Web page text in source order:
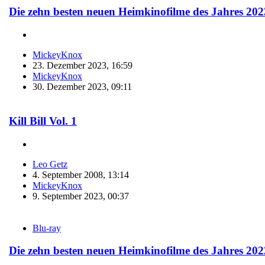
Die zehn besten neuen Heimkinofilme des Jahres
MickeyKnox
23. Dezember 2023, 16:59
MickeyKnox
30. Dezember 2023, 09:11
Kill Bill Vol. 1
Leo Getz
4. September 2008, 13:14
MickeyKnox
9. September 2023, 00:37
Blu-ray
Die zehn besten neuen Heimkinofilme des Jahres